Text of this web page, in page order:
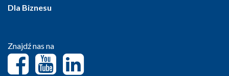
Dla Biznesu
Znajdź nas na